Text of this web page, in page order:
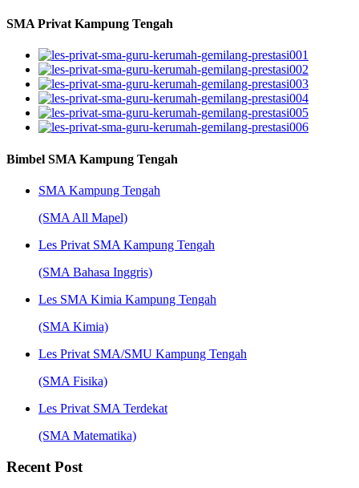
SMA Privat Kampung Tengah
Bimbel SMA Kampung Tengah
SMA Kampung Tengah
(SMA All Mapel)
Les Privat SMA Kampung Tengah
(SMA Bahasa Inggris)
Les SMA Kimia Kampung Tengah
(SMA Kimia)
Les Privat SMA/SMU Kampung Tengah
(SMA Fisika)
Les Privat SMA Terdekat
(SMA Matematika)
Recent Post